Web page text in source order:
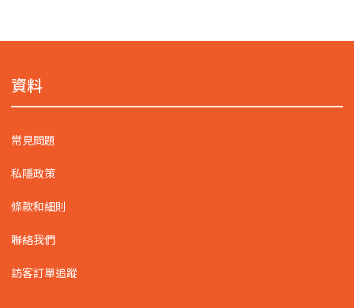
資料
常見問題
私隱政策
條款和細則
聯絡我們
訪客訂單追蹤